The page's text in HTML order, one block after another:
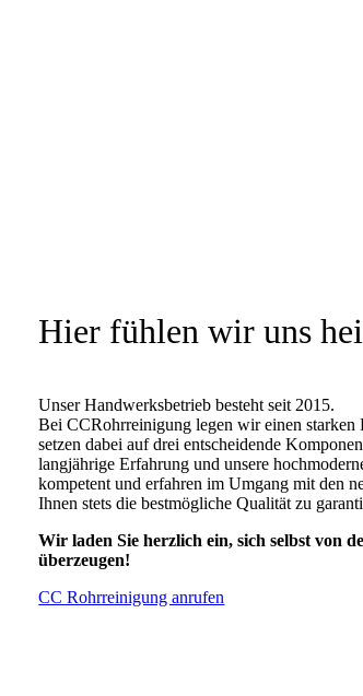
Hier fühlen wir uns
Unser Handwerksbetrieb besteht seit 2015.
Bei CCRohrreinigung legen wir einen starken
setzen dabei auf drei entscheidende
langjährige Erfahrung und unsere
kompetent und erfahren im Umgang mit den
Ihnen stets die bestmögliche Qualität zu
Wir laden Sie herzlich ein, sich selbst von
überzeugen!
CC Rohrreinigung anrufen